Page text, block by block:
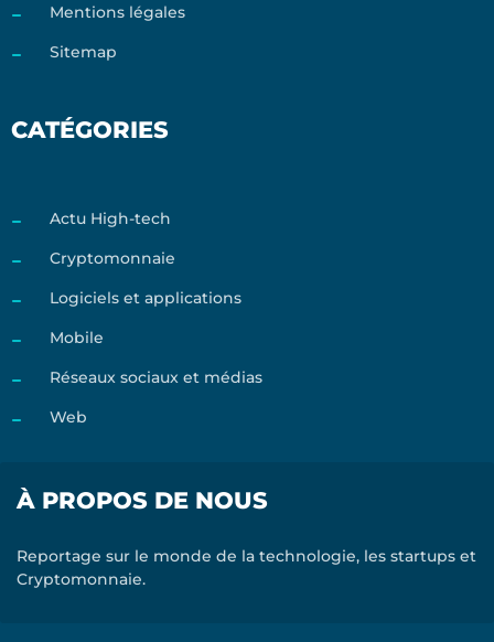
Mentions légales
Sitemap
CATÉGORIES
Actu High-tech
Cryptomonnaie
Logiciels et applications
Mobile
Réseaux sociaux et médias
Web
À PROPOS DE NOUS
Reportage sur le monde de la technologie, les startups et
Cryptomonnaie.